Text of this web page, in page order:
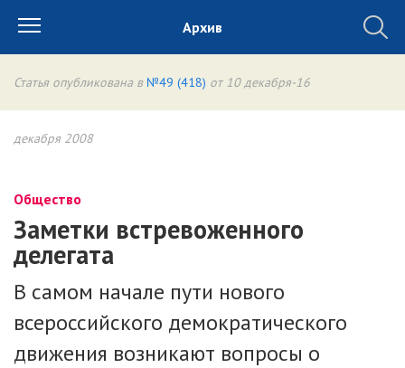
Архив
Статья опубликована в №49 (418) от 10 декабря-16
декабря 2008
Общество
Заметки встревоженного
делегата
В самом начале пути нового
всероссийского демократического
движения возникают вопросы о